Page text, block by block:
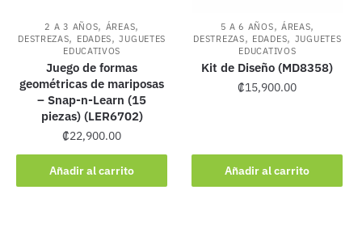
2 A 3 AÑOS, ÁREAS,
DESTREZAS, EDADES,JUGUETES
EDUCATIVOS
Juego de formas
geométricas de mariposas
– Snap-n-Learn (15
piezas) (LER6702)
₡22,900.00
Añadir al carrito
5 A 6 AÑOS, ÁREAS,
DESTREZAS, EDADES, JUGUETES
EDUCATIVOS
Kit de Diseño (MD8358)
₡15,900.00
Añadir al carrito